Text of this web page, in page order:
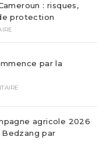
: risques,
protection
par la
agricole 2026
par